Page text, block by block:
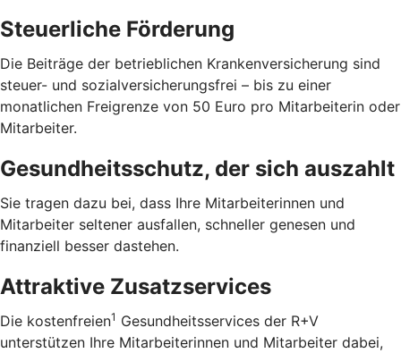
Steuerliche Förderung
Die Beiträge der betrieblichen Krankenversicherung sind
steuer- und sozialversicherungsfrei – bis zu einer
monatlichen Freigrenze von 50 Euro pro Mitarbeiterin oder
Mitarbeiter.
Gesundheitsschutz, der sich auszahlt
Sie tragen dazu bei, dass Ihre Mitarbeiterinnen und
Mitarbeiter seltener ausfallen, schneller genesen und
finanziell besser dastehen.
Attraktive Zusatzservices
Die kostenfreien1 Gesundheitsservices der R+V
unterstützen Ihre Mitarbeiterinnen und Mitarbeiter dabei,